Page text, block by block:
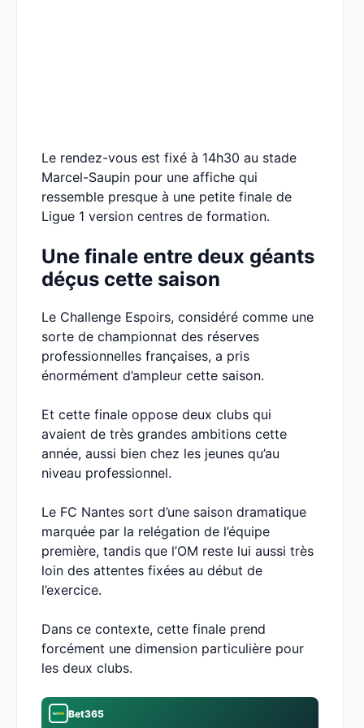
Le rendez-vous est fixé à 14h30 au stade
Marcel-Saupin pour une affiche qui
ressemble presque à une petite finale de
Ligue 1 version centres de formation.
Une finale entre deux géants
déçus cette saison
Le Challenge Espoirs, considéré comme une
sorte de championnat des réserves
professionnelles françaises, a pris
énormément d’ampleur cette saison.
Et cette finale oppose deux clubs qui
avaient de très grandes ambitions cette
année, aussi bien chez les jeunes qu’au
niveau professionnel.
Le FC Nantes sort d’une saison dramatique
marquée par la relégation de l’équipe
première, tandis que l’OM reste lui aussi très
loin des attentes fixées au début de
l’exercice.
Dans ce contexte, cette finale prend
forcément une dimension particulière pour
les deux clubs.
Bet365